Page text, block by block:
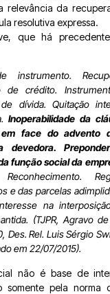
relevância da
resolutiva expressa.
que há
instrumento.
de crédito.
dívida. Quitação
Inoperabilidade da
face do advento
devedora.
função social da
Reconhecimento.
e das parcelas
na
(TJPR, Agravo
Des. Rel. Luis Sérgio
em 22/07/2015).
não é base de
somente pela norma